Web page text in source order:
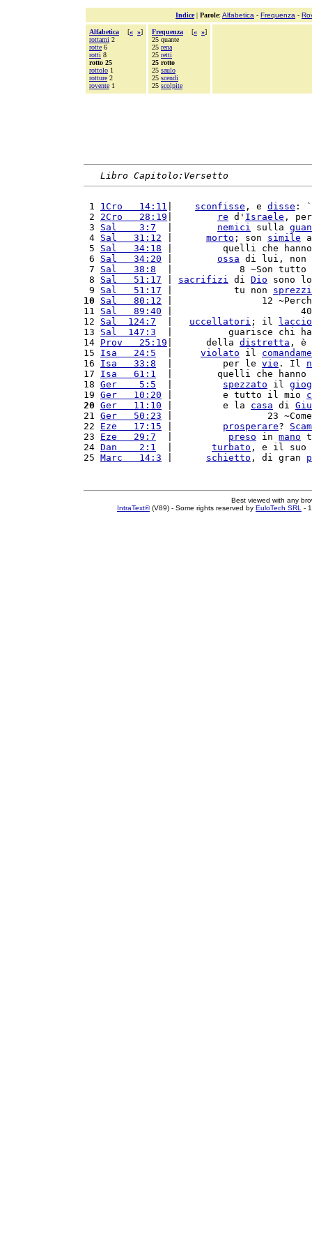
Indice| Parole: Alfabetica - Frequenza -
Alfabetica [« »]
rottami 2
rotte 6
rotti 8
rotto 25
rottolo 1
rotture 2
rovente 1
Frequenza [« »]
25 quante
25 rena
25 retti
25 rotto
25 saulo
25 scendi
25 scolpite
Libro Capitolo:Versetto
1 1Cro   14:11 sconfisse , e disse : `
2 2Cro   28:19 re d' Israele ,
3 Sal    3:7 nemici sulla
4 Sal   31:12 morto ; son simile
5 Sal   34:18 |         quelli che
6 Sal   34:20 ossa di lui, non
7 Sal   38:8
  |            8 ~Son tutto
8 Sal   51:17 sacrifizi di Dio sono
9 Sal   51:17 |           tu non sprezzi
10
Sal   80:12 |                12
11 Sal   89:40 |                       40
12 Sal  124:7 uccellatori ; il
laccio
13 Sal  147:3
|          guarisce chi
14 Prov   25:19 |      della distretta , è
15 Isa   24:5 violato il
16 Isa   33:8
  |         per le
vie . Il
17 Isa   61:1
|        quelli che
18 Ger    5:5 spezzato il
19 Ger   10:20 |         e tutto il mio
20 Ger   11:10 |         e la casa di
21 Ger   50:23 |                 23
22 Eze   17:15 prosperare?
23 Eze   29:7 preso in mano
24 Dan    2:1 turbato , e il suo
25 Marc   14:3 schietto , di gran
Best viewed with any
IntraText®(V89) - Some rights reserved by EuloTech SRL -